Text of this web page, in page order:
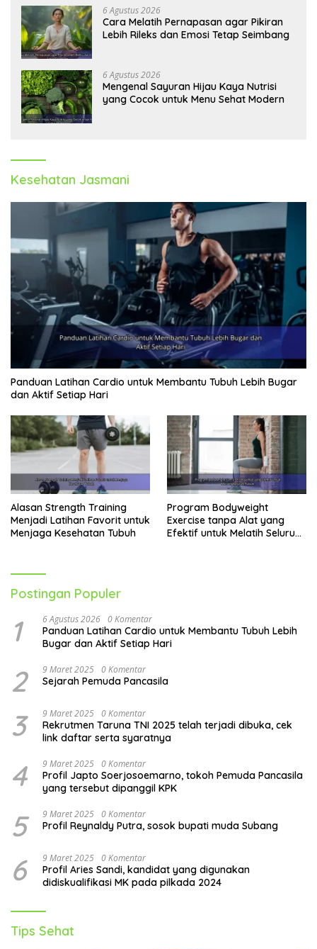
6 Agustus 2026
Cara Melatih Pernapasan agar Pikiran
Lebih Rileks dan Emosi Tetap Seimbang
6 Agustus 2026
Mengenal Sayuran Hijau Kaya Nutrisi
yang Cocok untuk Menu Sehat Modern
Kesehatan Jasmani
Panduan Latihan Cardio untuk Membantu Tubuh Lebih Bugar
dan Aktif Setiap Hari
Alasan Strength Training
Menjadi Latihan Favorit untuk
Menjaga Kesehatan Tubuh
Program Bodyweight
Exercise tanpa Alat yang
Efektif untuk Melatih Seluruh
Postingan Populer
1 6 Agustus 2026 0 Komentar
Panduan Latihan Cardio untuk Membantu Tubuh Lebih
Bugar dan Aktif Setiap Hari
2 9 Maret 2025 0 Komentar
Sejarah Pemuda Pancasila
3 9 Maret 2025 0 Komentar
Rekrutmen Taruna TNI 2025 telah terjadi dibuka, cek
link daftar serta syaratnya
4 9 Maret 2025 0 Komentar
Profil Japto Soerjosoemarno, tokoh Pemuda Pancasila
yang tersebut dipanggil KPK
5 9 Maret 2025 0 Komentar
Profil Reynaldy Putra, sosok bupati muda Subang
6 9 Maret 2025 0 Komentar
Profil Aries Sandi, kandidat yang digunakan
didiskualifikasi MK pada pilkada 2024
Tips Sehat